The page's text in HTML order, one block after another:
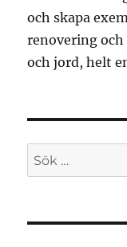
och skapa
renovering
och jord, helt
Sök
efter: